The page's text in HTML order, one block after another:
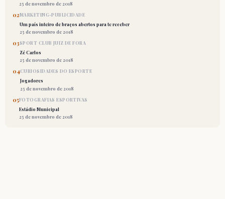
25 de novembro de 2018
02MARKETING-PUBLICIDADE
Um país inteiro de braços abertos para te receber
25 de novembro de 2018
03SPORT CLUB JUIZ DE FORA
Zé Carlos
25 de novembro de 2018
04CURIOSIDADES DO ESPORTE
Jogadores
25 de novembro de 2018
05FOTOGRAFIAS ESPORTIVAS
Estádio Municipal
25 de novembro de 2018